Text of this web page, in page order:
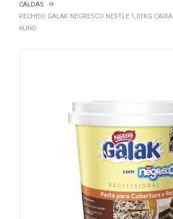
CALDAS
RECHEIO GALAK NEGRESCO NESTLE 1,01KG CAIXA
6UND